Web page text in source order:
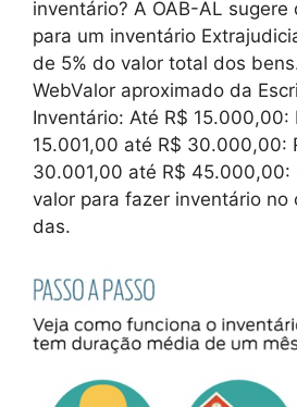
inventário? A OAB-AL sugere
para um inventário
de 5% do valor total dos
WebValor aproximado da
Inventário: Até R$ 15.000,00:
15.001,00 até R$ 30.000,00:
30.001,00 até R$ 45.000,00:
valor para fazer inventário no
das.